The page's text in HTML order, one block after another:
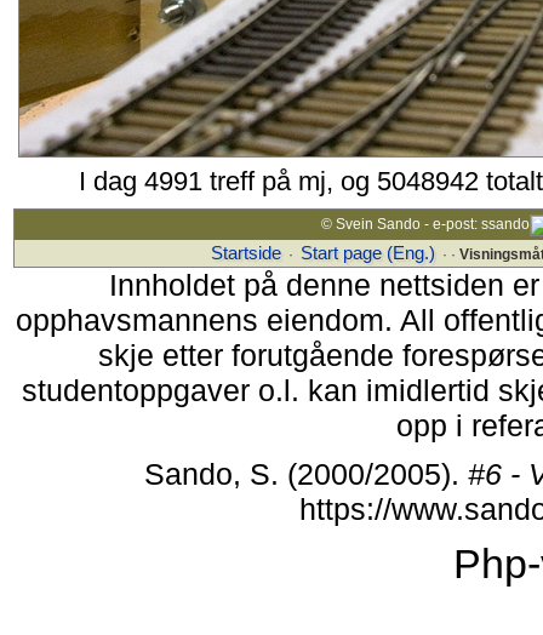
I dag 4991 treff på mj, og 5048942
© Svein Sando - e-post: ssando
Startside · Start page (Eng.) · ·
Innholdet på denne nettsiden
opphavsmannens eiendom. All
skje etter forutgående
studentoppgaver o.l. kan imidlertid
opp i
Sando, S. (2000/2005). #6 -
https://